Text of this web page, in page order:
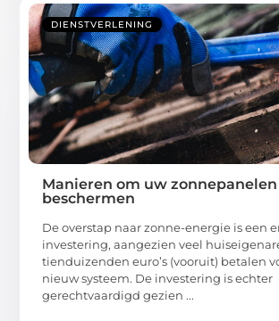
DIENSTVERLENING
Manieren om uw
beschermen
De overstap naar zonne-energie is een
investering, aangezien veel
tienduizenden euro’s (vooruit) betalen
nieuw systeem. De investering is echter
gerechtvaardigd gezien ...